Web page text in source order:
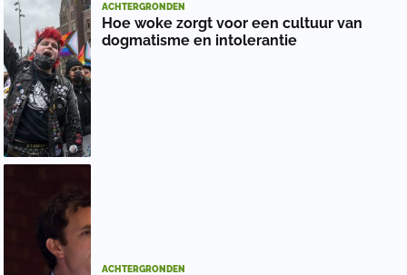
ACHTERGRONDEN
Hoe woke zorgt voor een cultuur van
dogmatisme en intolerantie
ACHTERGRONDEN